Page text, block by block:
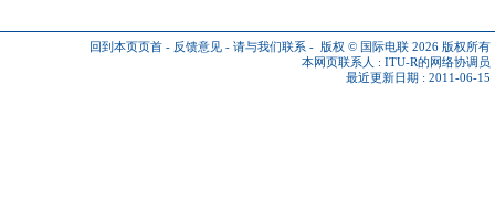
回到本页页首 - 反馈意见 - 请与我们联系 - 版权 © 国际电联 2026 版权所有
本网页联系人 : ITU-R的网络协调员
最近更新日期 : 2011-06-15